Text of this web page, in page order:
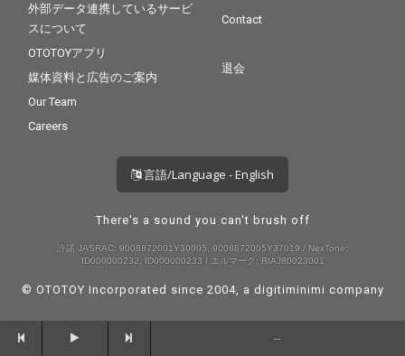
外部データ連携しているサービ
スについて
OTOTOYアプリ
媒体資料と広告のご案内
Our Team
Careers
Contact
退会
言語/Language - English
There's a sound you can't brush off
許諾 JASRAC: 9008872001Y30005, 9008872005Y37019 / NexTone:
ID000000232, ID000000233 / エルマーク: RIAJ80023001
© OTOTOY Incorporated since 2004, a digitiminimi company
--